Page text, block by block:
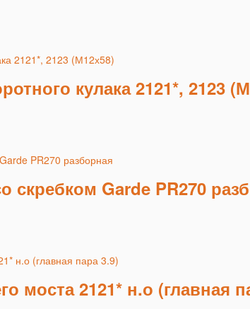
кулака 2121*, 2123
скребком Garde PR270
моста 2121* н.о (главная